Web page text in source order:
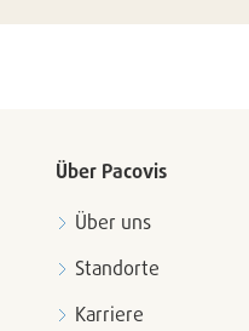
Über Pacovis
Über uns
Standorte
Karriere